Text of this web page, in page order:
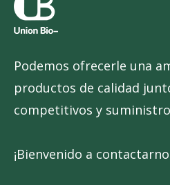
Podemos ofrecerle una
productos de calidad
competitivos y
¡Bienvenido a